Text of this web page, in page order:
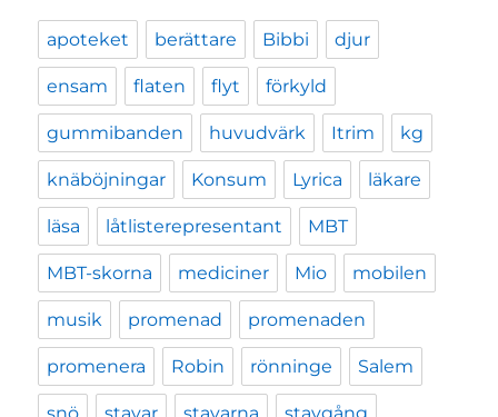
apoteket berättare Bibbi djur
ensam flaten flyt förkyld
gummibanden huvudvärk Itrim kg
knäböjningar Konsum Lyrica läkare
läsa låtlisterepresentant MBT
MBT-skorna mediciner Mio mobilen
musik promenad promenaden
promenera Robin rönninge Salem
snö stavar stavarna stavgång